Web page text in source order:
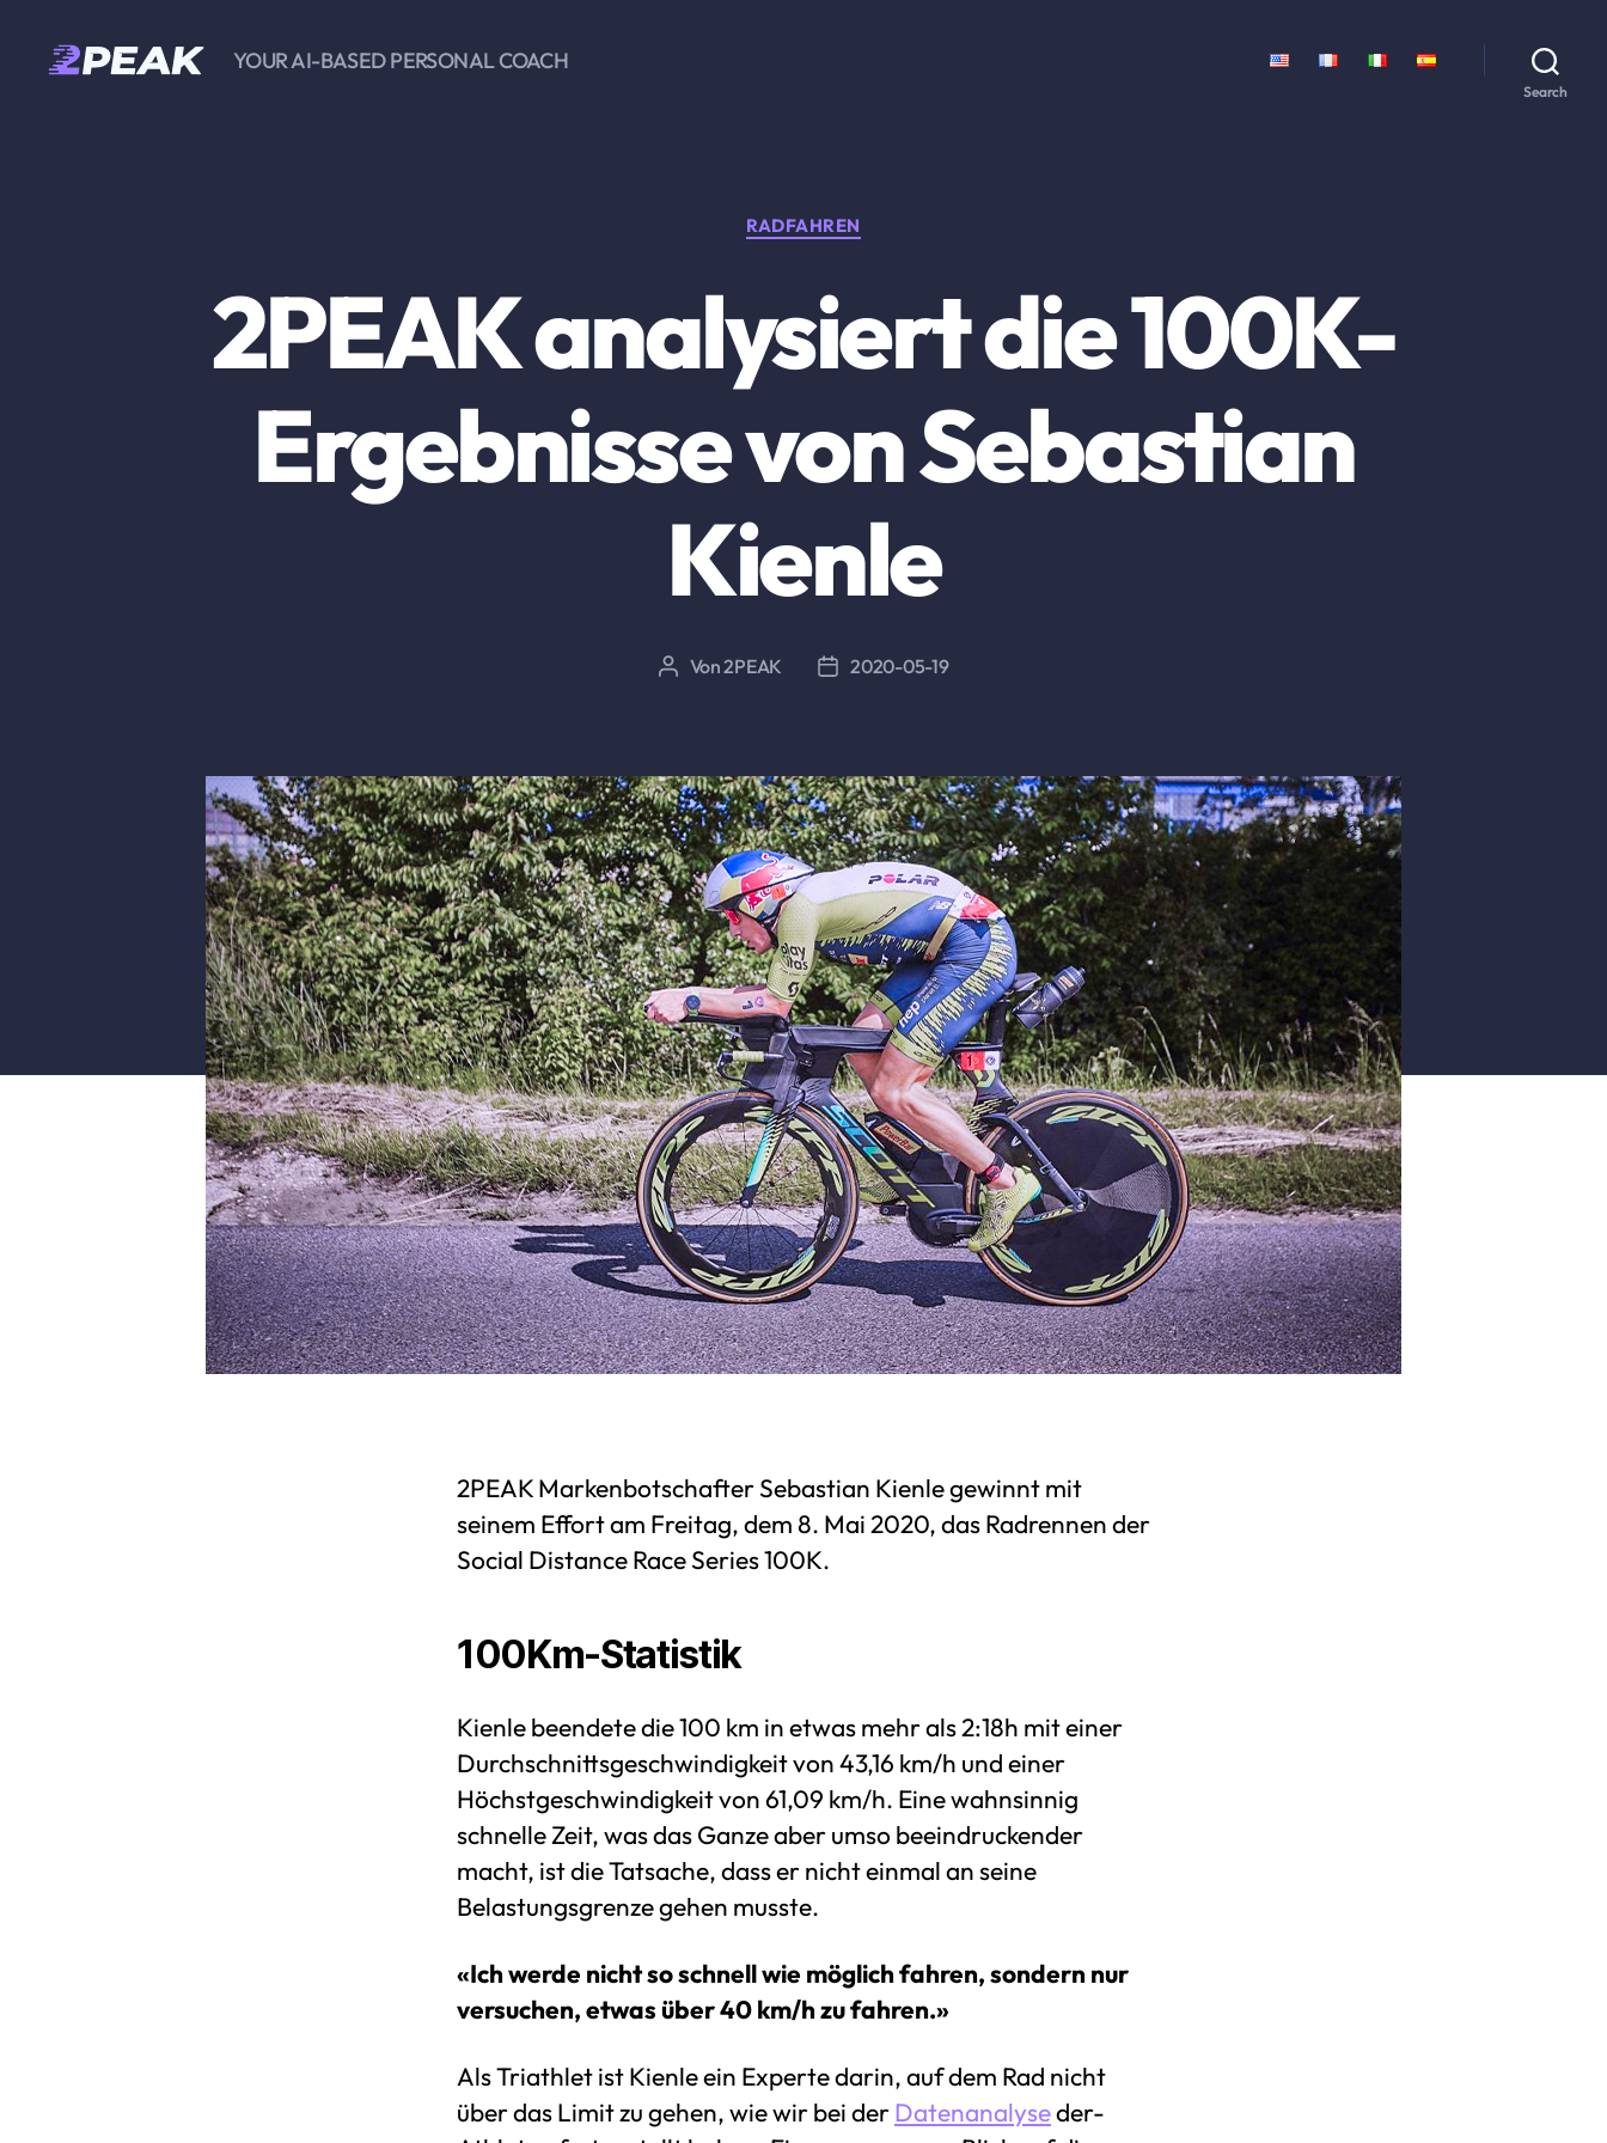
YOUR AI-BASED PERSONAL COACH
Search
Kategorien
RADFAHREN
2PEAK analysiert die 100K-
Ergebnisse von Sebastian
Kienle
Beitragsautor
Von2PEAK Beitragsdatum
2020-05-19
2PEAK Markenbotschafter Sebastian Kienle gewinnt mit
seinem Effort am Freitag, dem 8. Mai 2020, das Radrennen der
Social Distance Race Series 100K.
100Km-Statistik
Kienle beendete die 100 km in etwas mehr als 2:18h mit einer
Durchschnittsgeschwindigkeit von 43,16 km/h und einer
Höchstgeschwindigkeit von 61,09 km/h. Eine wahnsinnig
schnelle Zeit, was das Ganze aber umso beeindruckender
macht, ist die Tatsache, dass er nicht einmal an seine
Belastungsgrenze gehen musste.
«Ich werde nicht so schnell wie möglich fahren, sondern nur
versuchen, etwas über 40 km/h zu fahren.»
Als Triathlet ist Kienle ein Experte darin, auf dem Rad nicht
über das Limit zu gehen, wie wir bei derDatenanalyseder-